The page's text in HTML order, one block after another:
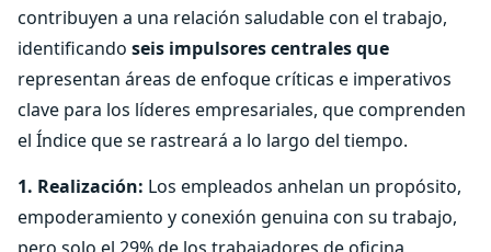
contribuyen a una relación saludable con el trabajo,
identificando seis impulsores centrales que
representan áreas de enfoque críticas e imperativos
clave para los líderes empresariales, que comprenden
el Índice que se rastreará a lo largo del tiempo.
1. Realización: Los empleados anhelan un propósito,
empoderamiento y conexión genuina con su trabajo,